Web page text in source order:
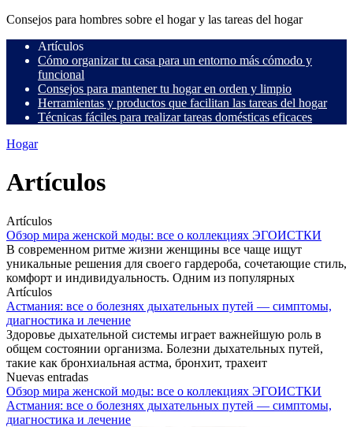
Consejos para hombres sobre el hogar y las tareas del hogar
Artículos
Cómo organizar tu casa para un entorno más cómodo y
funcional
Consejos para mantener tu hogar en orden y limpio
Herramientas y productos que facilitan las tareas del hogar
Técnicas fáciles para realizar tareas domésticas eficaces
Hogar
Artículos
Artículos
Обзор мира женской моды: все о коллекциях ЭГОИСТКИ
В современном ритме жизни женщины все чаще ищут
уникальные решения для своего гардероба, сочетающие стиль,
комфорт и индивидуальность. Одним из популярных
Artículos
Астмания: все о болезнях дыхательных путей — симптомы,
диагностика и лечение
Здоровье дыхательной системы играет важнейшую роль в
общем состоянии организма. Болезни дыхательных путей,
такие как бронхиальная астма, бронхит, трахеит
Nuevas entradas
Обзор мира женской моды: все о коллекциях ЭГОИСТКИ
Астмания: все о болезнях дыхательных путей — симптомы,
диагностика и лечение